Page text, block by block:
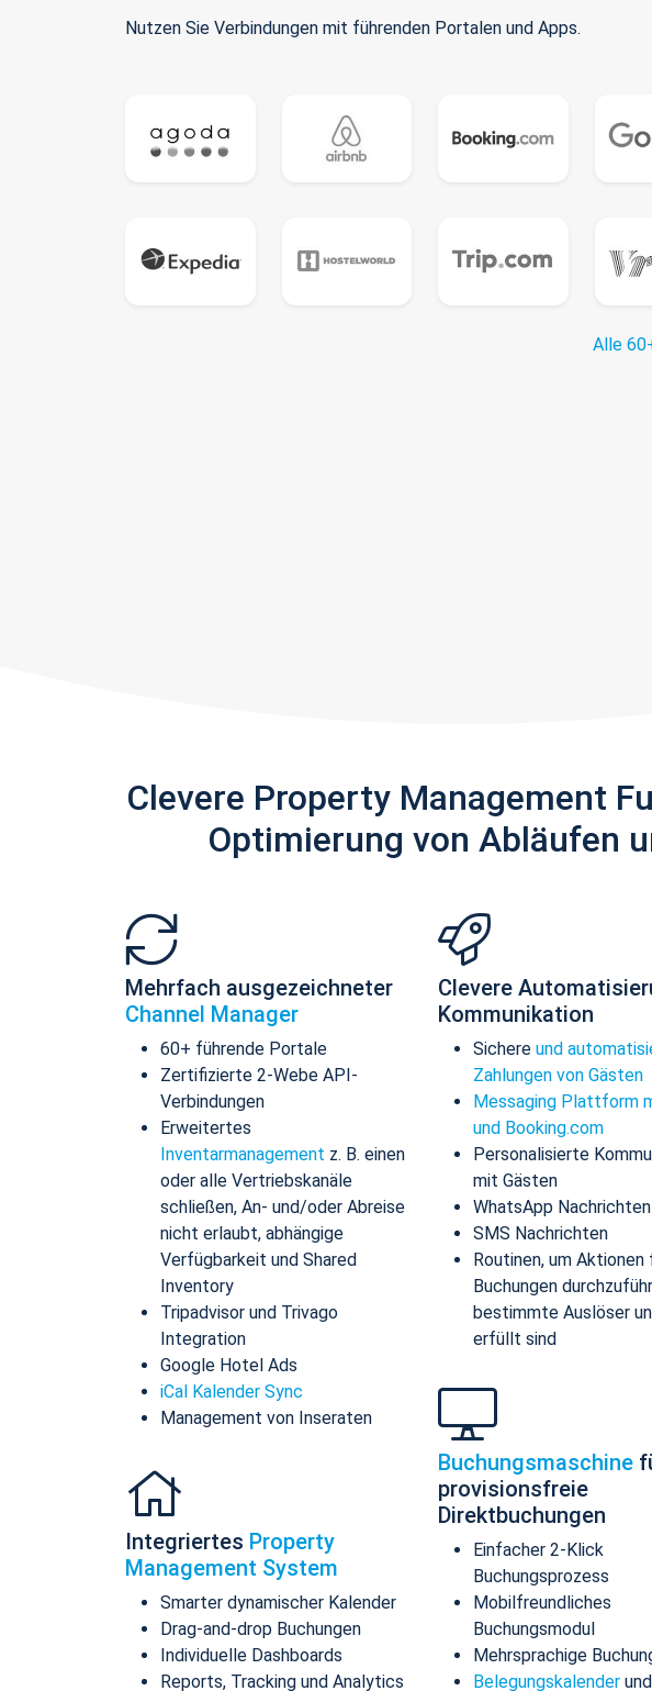
Nutzen Sie Verbindungen mit führenden Portalen und Apps.
Alle
Clevere Property Management
Optimierung von Abläufen
Mehrfach ausgezeichneter
Channel Manager
60+ führende Portale
Zertifizierte 2-Webe API-
Verbindungen
Erweitertes
Inventarmanagement z. B. einen
oder alle Vertriebskanäle
schließen, An- und/oder Abreise
nicht erlaubt, abhängige
Verfügbarkeit und Shared
Inventory
Tripadvisor und Trivago
Integration
Google Hotel Ads
iCal Kalender Sync
Management von Inseraten
Integriertes Property
Management System
Smarter dynamischer Kalender
Drag-and-drop Buchungen
Individuelle Dashboards
Reports, Tracking und Analytics
Clevere
Kommunikation
Sichere und
Zahlungen von Gästen
Messaging Plattform
und Booking.com
Personalisierte
mit Gästen
WhatsApp
SMS Nachrichten
Routinen, um Aktionen
Buchungen
bestimmte Auslöser
erfüllt sind
Buchungsmaschine
provisionsfreie
Direktbuchungen
Einfacher 2-Klick
Buchungsprozess
Mobilfreundliches
Buchungsmodul
Mehrsprachige
Belegungskalender und